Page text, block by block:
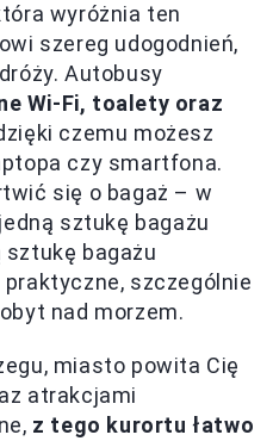
wyróżnia ten
szereg udogodnień,
Autobusy
Wi-Fi, toalety oraz
czemu możesz
czy smartfona.
się o bagaż – w
sztukę bagażu
sztukę bagażu
praktyczne, szczególnie
nad morzem.
miasto powita Cię
atrakcjami
z tego kurortu łatwo